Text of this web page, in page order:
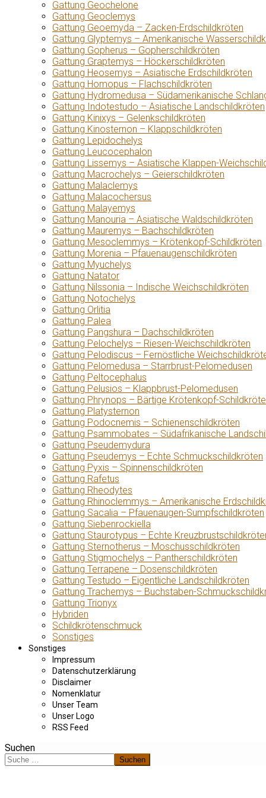
Gattung Geochelone
Gattung Geoclemys
Gattung Geoemyda – Zacken-Erdschildkröten
Gattung Glyptemys – Amerikanische
Gattung Gopherus – Gopherschildkröten
Gattung Graptemys – Höckerschildkröten
Gattung Heosemys – Asiatische Erdschildkröten
Gattung Homopus – Flachschildkröten
Gattung Hydromedusa – Südamerikanische
Gattung Indotestudo – Asiatische Landschildkröten
Gattung Kinixys – Gelenkschildkröten
Gattung Kinosternon – Klappschildkröten
Gattung Lepidochelys
Gattung Leucocephalon
Gattung Lissemys – Asiatische Klappen-
Gattung Macrochelys – Geierschildkröten
Gattung Malaclemys
Gattung Malacochersus
Gattung Malayemys
Gattung Manouria – Asiatische Waldschildkröten
Gattung Mauremys – Bachschildkröten
Gattung Mesoclemmys – Krötenkopf-Schildkröten
Gattung Morenia – Pfauenaugenschildkröten
Gattung Myuchelys
Gattung Natator
Gattung Nilssonia – Indische Weichschildkröten
Gattung Notochelys
Gattung Orlitia
Gattung Palea
Gattung Pangshura – Dachschildkröten
Gattung Pelochelys – Riesen-Weichschildkröten
Gattung Pelodiscus – Fernöstliche
Gattung Pelomedusa – Starrbrust-Pelomedusen
Gattung Peltocephalus
Gattung Pelusios – Klappbrust-Pelomedusen
Gattung Phrynops – Bärtige Krötenkopf-
Gattung Platysternon
Gattung Podocnemis – Schienenschildkröten
Gattung Psammobates – Südafrikanische
Gattung Pseudemydura
Gattung Pseudemys – Echte Schmuckschildkröten
Gattung Pyxis – Spinnenschildkröten
Gattung Rafetus
Gattung Rheodytes
Gattung Rhinoclemmys – Amerikanische
Gattung Sacalia – Pfauenaugen-Sumpfschildkröten
Gattung Siebenrockiella
Gattung Staurotypus – Echte
Gattung Sternotherus – Moschusschildkröten
Gattung Stigmochelys – Pantherschildkröten
Gattung Terrapene – Dosenschildkröten
Gattung Testudo – Eigentliche Landschildkröten
Gattung Trachemys – Buchstaben-
Gattung Trionyx
Hybriden
Schildkrötenschmuck
Sonstiges
Sonstiges
Impressum
Datenschutzerklärung
Disclaimer
Nomenklatur
Unser Team
Unser Logo
RSS Feed
Suchen
Suchen